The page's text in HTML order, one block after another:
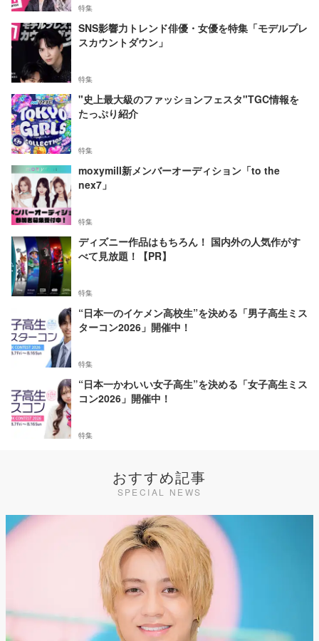
特集
SNS影響力トレンド俳優・女優を特集「モデルプレ
スカウントダウン」
特集
"史上最大級のファッションフェスタ"TGC情報を
たっぷり紹介
特集
moxymill新メンバーオーディション「to the
nex7」
特集
ディズニー作品はもちろん！ 国内外の人気作がす
べて見放題！【PR】
特集
“日本一のイケメン高校生”を決める「男子高生ミス
ターコン2026」開催中！
特集
“日本一かわいい女子高生”を決める「女子高生ミス
コン2026」開催中！
特集
おすすめ記事
SPECIAL NEWS